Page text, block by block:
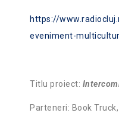
https://
eveniment-
Titlu proiect:
Parteneri: Book